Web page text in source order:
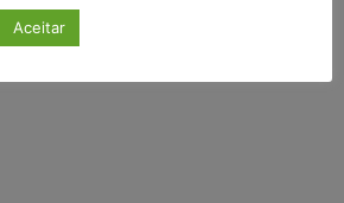
Aceitar